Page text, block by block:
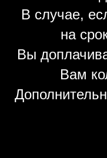
В случае,
на
Вы
Вам